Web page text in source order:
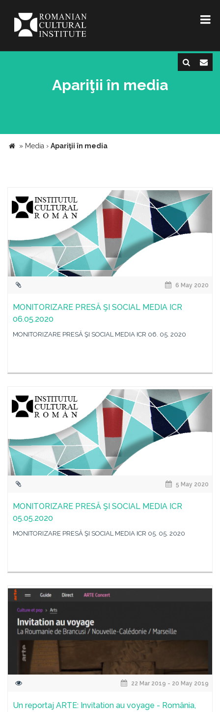
Apariţii în media
» Media › Apariţii în media
6 May 2020
MONITORIZARE PRESĂ ŞI SOCIAL MEDIA ICR
06.05.2020
MONITORIZARE PRESĂ ŞI SOCIAL MEDIA ICR 06. 05. 2020
5 May 2020
MONITORIZARE PRESĂ ŞI SOCIAL MEDIA ICR
05.05.2020
MONITORIZARE PRESĂ ŞI SOCIAL MEDIA ICR 05. 05. 2020
22 Mar 2019 - 20 May 2019
Un reportaj ARTE: Invitation au voyage - România,